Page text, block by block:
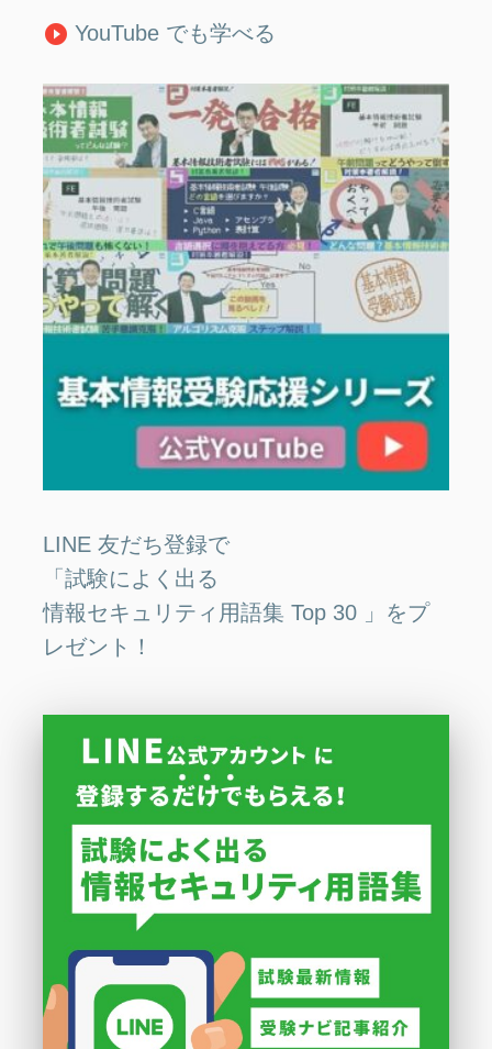
play_circle_filled YouTube でも学べる
LINE 友だち登録で
「試験によく出る
情報セキュリティ用語集 Top 30 」をプ
レゼント！